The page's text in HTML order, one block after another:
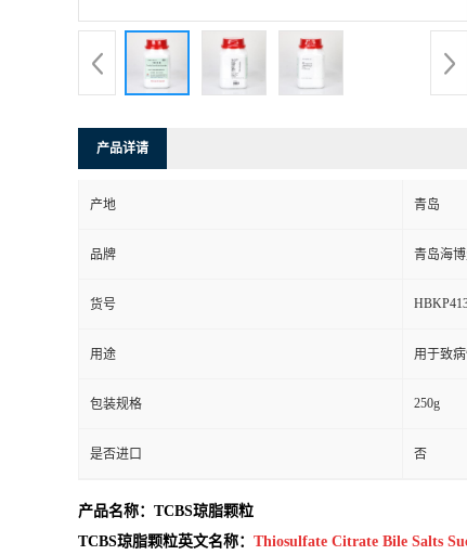
产品详请
产地 青岛
品牌 青岛海
货号
用途 用于致
包装规格 250g
是否进口 否
产品名称： TCBS琼脂颗粒
TCBS琼脂颗粒英文名称： Thiosulfate Citrate Bile Salts